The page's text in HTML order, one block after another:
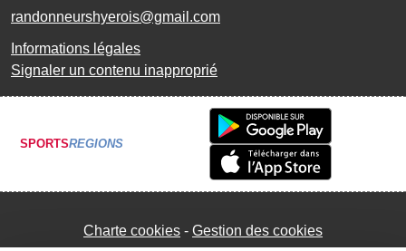
randonneurshyerois@gmail.com
Informations légales
Signaler un contenu inapproprié
SPORTSREGIONS
Charte cookies Gestion des cookies